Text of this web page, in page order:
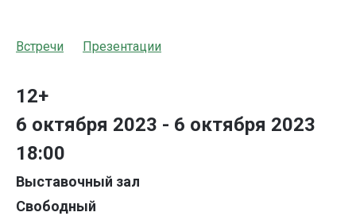
Встречи Презентации
12+
6 октября 2023 - 6 октября 2023
18:00
Выставочный зал
Свободный